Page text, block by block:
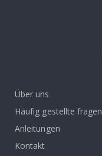
Über uns
Häufig gestellte fragen
Anleitungen
Kontakt